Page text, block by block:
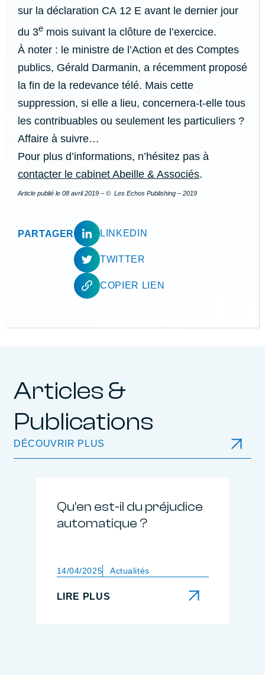
sur la déclaration CA 12 E avant le dernier jour
du 3e mois suivant la clôture de l’exercice.
À noter : le ministre de l’Action et des Comptes
publics, Gérald Darmanin, a récemment proposé
la fin de la redevance télé. Mais cette
suppression, si elle a lieu, concernera-t-elle tous
les contribuables ou seulement les particuliers ?
Affaire à suivre…
Pour plus d’informations, n’hésitez pas à
contacter le cabinet Abeille & Associés.
Article publié le 08 avril 2019 – © Les Echos Publishing – 2019
PARTAGER LINKEDIN
TWITTER
COPIER LIEN
Articles &
Publications
DÉCOUVRIR PLUS
Qu’en est-il du préjudice
automatique ?
14/04/2025 Actualités
LIRE PLUS